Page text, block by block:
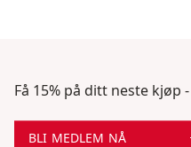
Få 15% på ditt neste
BLI MEDLEM NÅ